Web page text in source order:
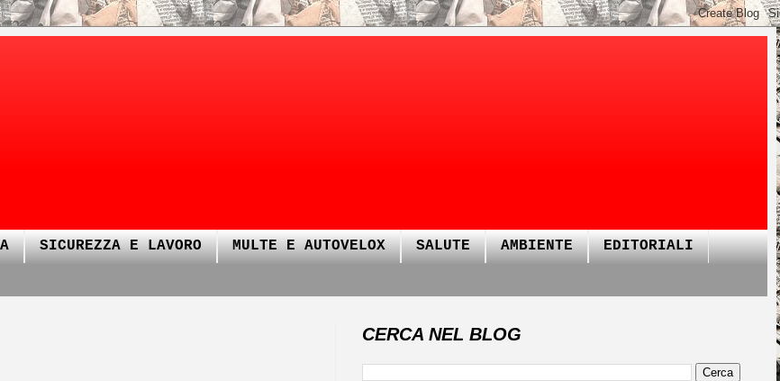
SICUREZZA E LAVORO MULTE E AUTOVELOX SALUTE AMBIENTE EDITORIALI
CERCA NEL BLOG